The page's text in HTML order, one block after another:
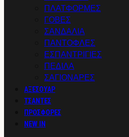
ΠΛΑΤΦΟΡΜΕΣ
ΓΟΒΕΣ
ΣΑΝΔΑΛΙΑ
ΠΑΝΤΟΦΛΕΣ
ΕΣΠΑΝΤΡΙΓΙΕΣ
ΠΕΔΙΛΑ
ΣΑΓΙΟΝΑΡΕΣ
ΑΞΕΣΟΥΑΡ
ΤΣΑΝΤΕΣ
ΠΡΟΣΦΟΡΕΣ
NEW IN